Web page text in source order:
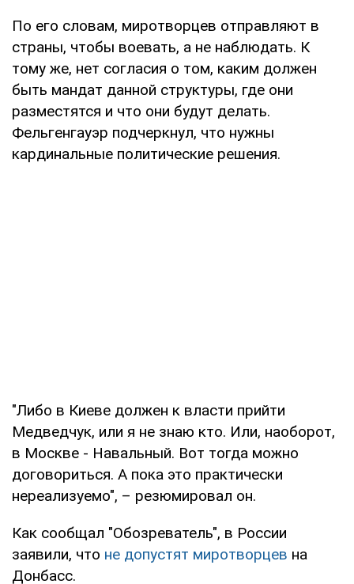
По его словам, миротворцев отправляют в
страны, чтобы воевать, а не наблюдать. К
тому же, нет согласия о том, каким должен
быть мандат данной структуры, где они
разместятся и что они будут делать.
Фельгенгауэр подчеркнул, что нужны
кардинальные политические решения.
"Либо в Киеве должен к власти прийти
Медведчук, или я не знаю кто. Или, наоборот,
в Москве - Навальный. Вот тогда можно
договориться. А пока это практически
нереализуемо", – резюмировал он.
Как сообщал "Обозреватель", в России
заявили, что не допустят миротворцев на
Донбасс.